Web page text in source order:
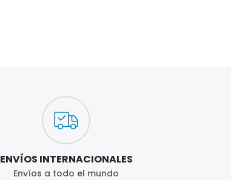
ENVÍOS INTERNACIONALES
Envíos a todo el mundo